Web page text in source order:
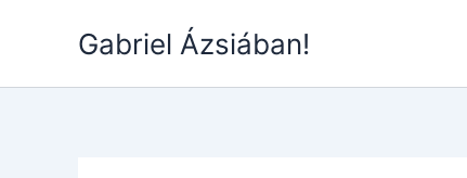
Gabriel Ázsiában!